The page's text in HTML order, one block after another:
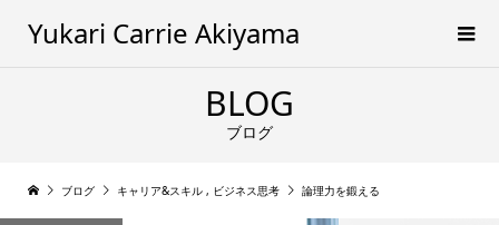
Yukari Carrie Akiyama
BLOG
ブログ
ブログ キャリア&スキル , ビジネス思考 論理力を鍛える